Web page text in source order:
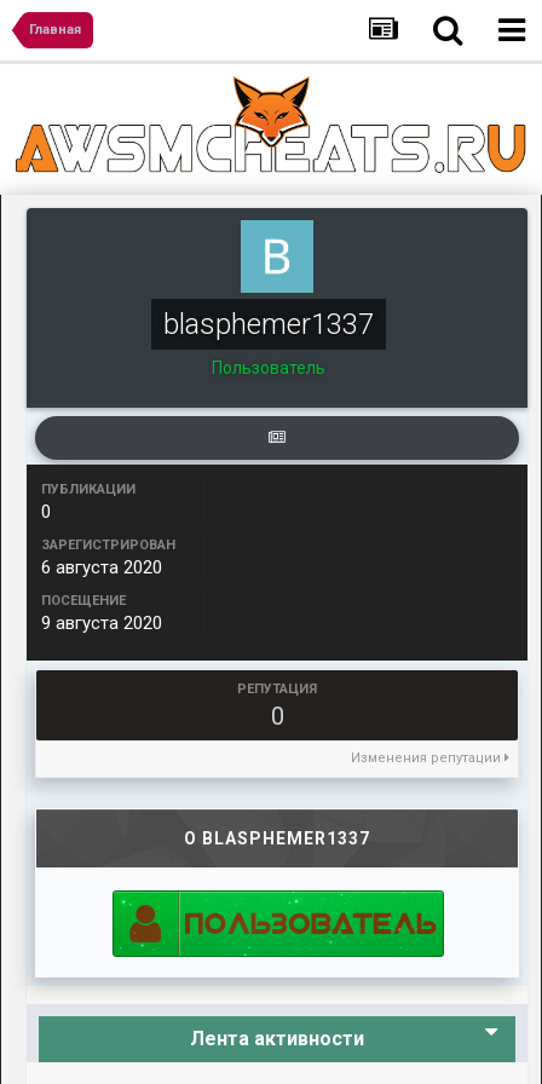
Главная
blasphemer1337
Пользователь
ПУБЛИКАЦИИ
0
ЗАРЕГИСТРИРОВАН
6 августа 2020
ПОСЕЩЕНИЕ
9 августа 2020
РЕПУТАЦИЯ
0
Изменения репутации
О BLASPHEMER1337
Лента активности